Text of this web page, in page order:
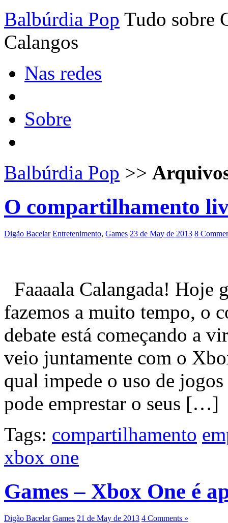
Balbúrdia Pop Tudo sobre
Calangos
Nas redes
Sobre
Balbúrdia Pop >>
O compartilhamento
Digão Bacelar Entretenimento, Games 23 de May de 2013 8
Faaaala Calangada! Hoje
fazemos a muito tempo, o
debate está começando a
veio juntamente com o
qual impede o uso de
pode emprestar o seus […]
Tags: compartilhamento
xbox one
Games – Xbox One é
Digão Bacelar Games 21 de May de 2013 4 Comments »